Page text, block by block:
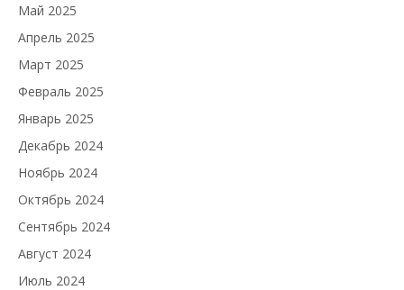
Май 2025
Апрель 2025
Март 2025
Февраль 2025
Январь 2025
Декабрь 2024
Ноябрь 2024
Октябрь 2024
Сентябрь 2024
Август 2024
Июль 2024